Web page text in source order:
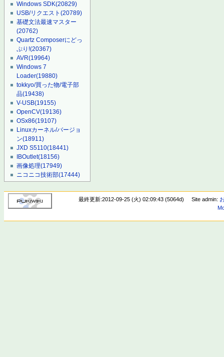
Windows SDK(20829)
USB/リクエスト(20789)
基礎文法最速マスター
(20762)
Quartz Composerにどっ
ぷり!(20367)
AVR(19964)
Windows 7
Loader(19880)
tokkyo/買った物/電子部
品(19438)
V-USB(19155)
OpenCV(19136)
OSx86(19107)
Linuxカーネル/バージョ
ン(18911)
JXD S5110(18441)
IBOutlet(18156)
画像処理(17949)
ニコニコ技術部(17444)
最終更新:2012-09-25 (火) 02:09:43 (5064d) Site admin: